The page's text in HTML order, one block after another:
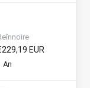
EUR
An